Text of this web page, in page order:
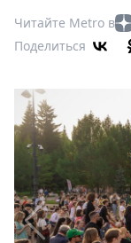
О
Выборы
2026
Metro
Читайте Metro в
Поделиться